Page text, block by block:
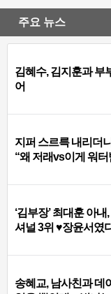
주요 뉴스
김혜수, 김지훈과 부
어
지퍼 스르륵 내리더
“왜 저래vs이게 워터
‘김부장’ 최대훈 아
셔널 3위 ♥장윤서였
송혜교, 남사친과 데